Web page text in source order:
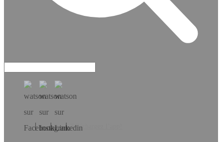
Téléchargez l’app!